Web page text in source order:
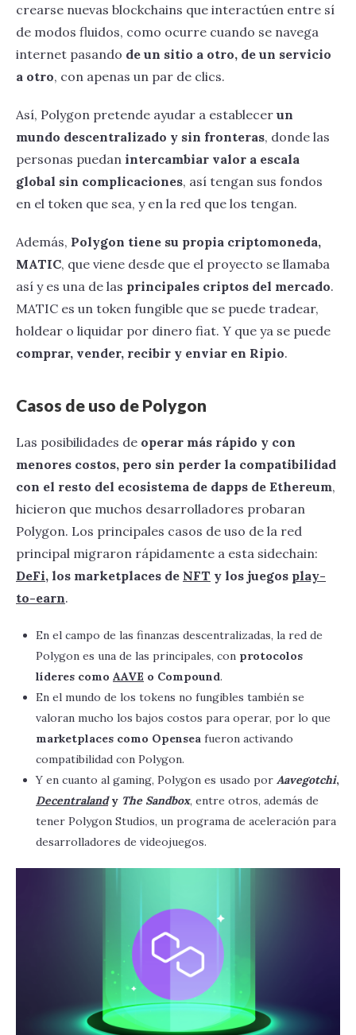
crearse nuevas blockchains que interactúen entre sí
de modos fluidos, como ocurre cuando se navega
internet pasando de un sitio a otro, de un servicio
a otro, con apenas un par de clics.
Así, Polygon pretende ayudar a establecer un
mundo descentralizado y sin fronteras, donde las
personas puedan intercambiar valor a escala
global sin complicaciones, así tengan sus fondos
en el token que sea, y en la red que los tengan.
Además, Polygon tiene su propia criptomoneda,
MATIC, que viene desde que el proyecto se llamaba
así y es una de las principales criptos del mercado.
MATIC es un token fungible que se puede tradear,
holdear o liquidar por dinero fiat. Y que ya se puede
comprar, vender, recibir y enviar en Ripio.
Casos de uso de Polygon
Las posibilidades de operar más rápido y con
menores costos, pero sin perder la compatibilidad
con el resto del ecosistema de dapps de Ethereum,
hicieron que muchos desarrolladores probaran
Polygon. Los principales casos de uso de la red
principal migraron rápidamente a esta sidechain:
DeFi, los marketplaces de NFT y los juegos play-
to-earn.
En el campo de las finanzas descentralizadas, la red de
Polygon es una de las principales, con protocolos
líderes como AAVE o Compound.
En el mundo de los tokens no fungibles también se
valoran mucho los bajos costos para operar, por lo que
marketplaces como Opensea fueron activando
compatibilidad con Polygon.
Y en cuanto al gaming, Polygon es usado por Aavegotchi,
Decentralandy The Sandbox, entre otros, además de
tener Polygon Studios, un programa de aceleración para
desarrolladores de videojuegos.